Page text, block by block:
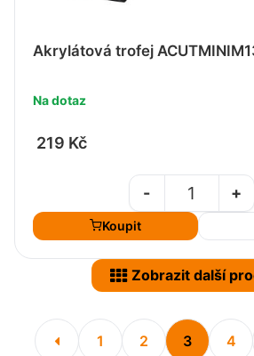
Akrylátová trofej
Na dotaz
219 Kč
+
-
Koupit
Zobrazit další
1 2 3 4